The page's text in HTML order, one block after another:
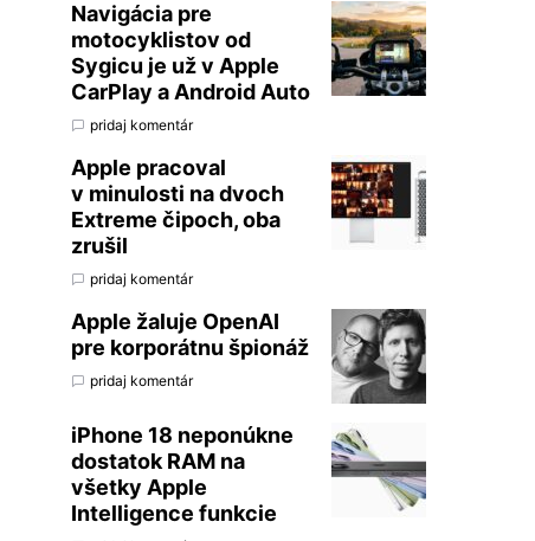
Navigácia pre
motocyklistov od
Sygicu je už v Apple
CarPlay a Android Auto
pridaj komentár
Apple pracoval
v minulosti na dvoch
Extreme čipoch, oba
zrušil
pridaj komentár
Apple žaluje OpenAI
pre korporátnu špionáž
pridaj komentár
iPhone 18 neponúkne
dostatok RAM na
všetky Apple
Intelligence funkcie